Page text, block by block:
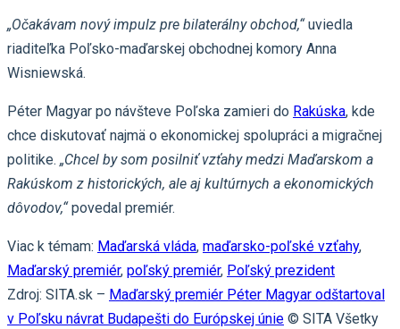
„Očakávam nový impulz pre bilaterálny obchod,“ uviedla
riaditeľka Poľsko-maďarskej obchodnej komory Anna
Wisniewská.
Péter Magyar po návšteve Poľska zamieri do Rakúska, kde
chce diskutovať najmä o ekonomickej spolupráci a migračnej
politike. „Chcel by som posilniť vzťahy medzi Maďarskom a
Rakúskom z historických, ale aj kultúrnych a ekonomických
dôvodov,“ povedal premiér.
Viac k témam: Maďarská vláda, maďarsko-poľské vzťahy,
Maďarský premiér, poľský premiér, Poľský prezident
Zdroj: SITA.sk – Maďarský premiér Péter Magyar odštartoval
v Poľsku návrat Budapešti do Európskej únie © SITA Všetky